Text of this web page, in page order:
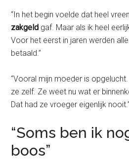
“In het begin voelde dat heel
zakgeld gaf. Maar als ik heel
Voor het eerst in jaren werden
betaald.”
“Vooral mijn moeder is
ze zelf. Ze weet nu wat er
Dat had ze vroeger eigenlijk nooit.”
“Soms ben ik
boos”